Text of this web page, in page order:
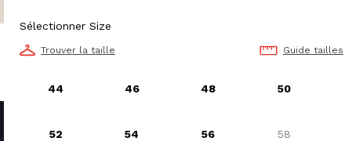
Sélectionner Size
Trouver la taille Guide tailles
44 46 48 50
52 54 56 58